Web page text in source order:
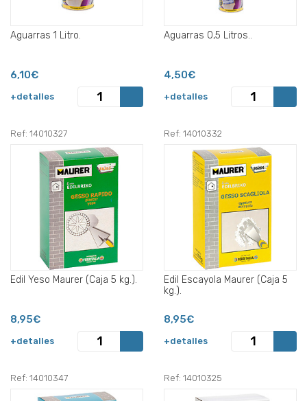
Aguarras 1 Litro.
6,10€
+detalles
Aguarras 0,5 Litros..
4,50€
+detalles
Ref: 14010327
Edil Yeso Maurer (Caja 5 kg.).
8,95€
+detalles
Ref: 14010332
Edil Escayola Maurer (Caja 5
kg.).
8,95€
+detalles
Ref: 14010347 Ref: 14010325